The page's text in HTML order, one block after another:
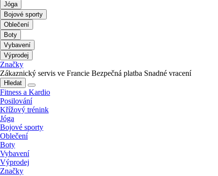
Jóga
Bojové sporty
Oblečení
Boty
Vybavení
Výprodej
Značky
Zákaznický servis ve Francie Bezpečná platba Snadné vracení
Hledat
Fitness a Kardio
Posilování
Křížový trénink
Jóga
Bojové sporty
Oblečení
Boty
Vybavení
Výprodej
Značky